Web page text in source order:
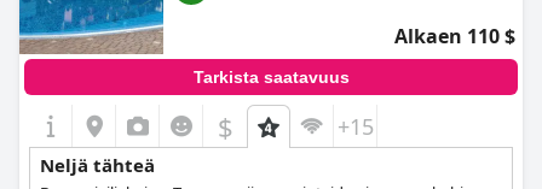
Alkaen 110 $
Tarkista saatavuus
$ +15
Neljä tähteä